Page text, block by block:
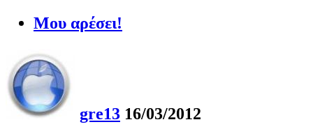
Μου αρέσει!
gre13 16/03/2012